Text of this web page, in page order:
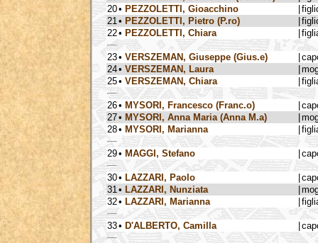
20• PEZZOLETTI, Gioacchino
21 • PEZZOLETTI, Pietro (P.ro)
22• PEZZOLETTI, Chiara
23• VERSZEMAN, Giuseppe (Gius.e)
24• VERSZEMAN, Laura
25• VERSZEMAN, Chiara
26• MYSORI, Francesco (Franc.o)
27• MYSORI, Anna Maria (Anna M.a)
28• MYSORI, Marianna
29• MAGGI, Stefano
30• LAZZARI, Paolo
31 • LAZZARI, Nunziata
32• LAZZARI, Marianna
33• D'ALBERTO, Camilla